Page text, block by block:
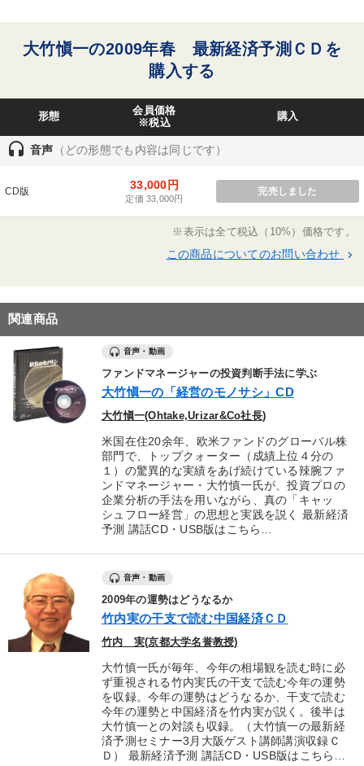
大竹愼一の2009年春 最新経済予測ＣＤを
購入する
形態
会員価格
※税込
購入
headset 音声 （どの形態でも内容は同じです）
CD版 33,000円
定価 33,000円
完売しました
※表示は全て税込（10%）価格です。
この商品についてのお問い合わせ keyboard_arrow_right
関連商品
音声・動画
ファンドマネージャーの投資判断手法に学ぶ
大竹愼一の「経営のモノサシ」CD
大竹愼一(Ohtake,Urizar&Co社長)
米国在住20余年、欧米ファンドのグローバル株
部門で、トップクォーター（成績上位４分の
１）の驚異的な実績をあげ続けている辣腕ファ
ンドマネージャー・大竹慎一氏が、投資プロの
企業分析の手法を用いながら、真の「キャッ
シュフロー経営」の思想と実践を説く 最新経済
予測 講話CD・USB版はこちら…
音声・動画
2009年の運勢はどうなるか
竹内実の干支で読む中国経済ＣＤ
竹内 実(京都大学名誉教授)
大竹慎一氏が毎年、今年の相場観を読む時に必
ず重視される竹内実氏の干支で読む今年の運勢
を収録。今年の運勢はどうなるか、干支で読む
今年の運勢と中国経済を竹内実が説く。後半は
大竹慎一との対談も収録。（大竹慎一の最新経
済予測セミナー3月大阪ゲスト講師講演収録Ｃ
Ｄ） 最新経済予測 講話CD・USB版はこちら…